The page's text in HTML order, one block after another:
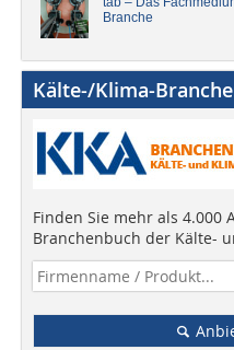
Branche
Kälte-/Klima-
Finden Sie mehr als 4.000
Branchenbuch der Kälte-